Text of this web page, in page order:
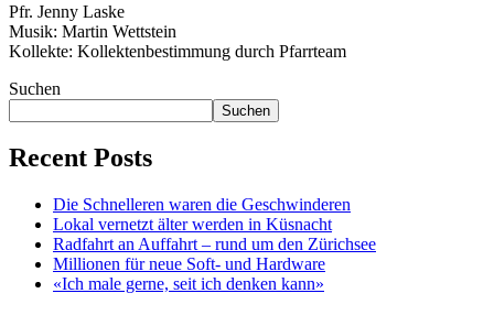
Pfr. Jenny Laske
Musik: Martin Wettstein
Kollekte: Kollektenbestimmung durch Pfarrteam
Suchen
Suchen
Recent Posts
Die Schnelleren waren die Geschwinderen
Lokal vernetzt älter werden in Küsnacht
Radfahrt an Auffahrt – rund um den Zürichsee
Millionen für neue Soft- und Hardware
«Ich male gerne, seit ich denken kann»